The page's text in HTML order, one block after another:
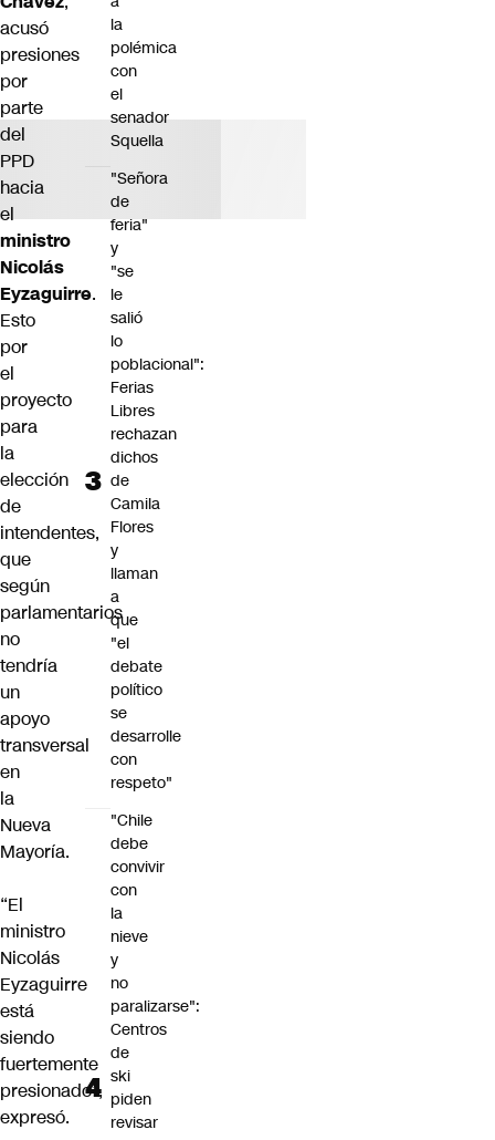
acusó
presiones
por
parte
del
PPD
hacia
el
ministro
Nicolás
Eyzaguirre.
Esto
por
el
proyecto
para
la
elección
de
intendentes,
que
según
parlamentarios
no
tendría
un
apoyo
transversal
en
la
Nueva
Mayoría.
“El
ministro
Nicolás
Eyzaguirre
está
siendo
fuertemente
presionado”,
expresó.
la
polémica
con
el
senador
Squella
"Señora
de
feria"
y
"se
le
salió
lo
poblacional":
Ferias
Libres
rechazan
dichos
de
Camila
Flores
y
llaman
a
que
"el
debate
político
se
desarrolle
con
respeto"
"Chile
debe
convivir
con
la
nieve
y
no
paralizarse":
Centros
de
ski
piden
revisar